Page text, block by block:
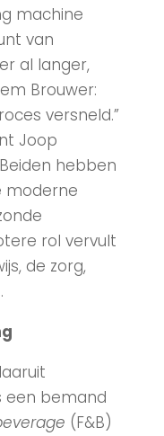
machine
van
al langer,
Brouwer:
versneld.”
Joop
hebben
moderne
rol vervult
de zorg,
een bemand
(F&B)